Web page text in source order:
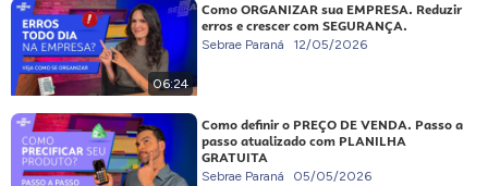
06:24
Como ORGANIZAR sua EMPRESA. Reduzir
erros e crescer com SEGURANÇA.
Sebrae Paraná 12/05/2026
Como definir o PREÇO DE VENDA. Passo a
passo atualizado com PLANILHA
GRATUITA
Sebrae Paraná 05/05/2026